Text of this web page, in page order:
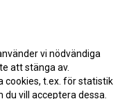
vi nödvändiga
att stänga av.
cookies, t.ex. för statistik
vill acceptera dessa.